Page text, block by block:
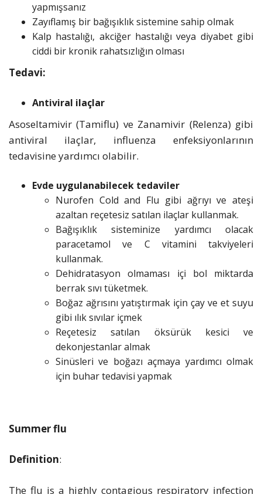
yapmışsanız
Zayıflamış bir bağışıklık sistemine sahip olmak
Kalp hastalığı, akciğer hastalığı veya diyabet gibi
ciddi bir kronik rahatsızlığın olması
Tedavi:
Antiviral ilaçlar
Asoseltamivir (Tamiflu) ve Zanamivir (Relenza) gibi
antiviral ilaçlar, influenza enfeksiyonlarının
tedavisine yardımcı olabilir.
Evde uygulanabilecek tedaviler
Nurofen Cold and Flu gibi ağrıyı ve ateşi
azaltan reçetesiz satılan ilaçlar kullanmak.
Bağışıklık sisteminize yardımcı olacak
paracetamol ve C vitamini takviyeleri
kullanmak.
Dehidratasyon olmaması içi bol miktarda
berrak sıvı tüketmek.
Boğaz ağrısını yatıştırmak için çay ve et suyu
gibi ılık sıvılar içmek
Reçetesiz satılan öksürük kesici ve
dekonjestanlar almak
Sinüsleri ve boğazı açmaya yardımcı olmak
için buhar tedavisi yapmak
Summer flu
Definition:
The flu is a highly contagious respiratory infection